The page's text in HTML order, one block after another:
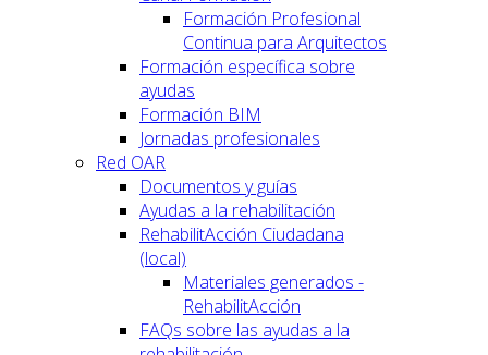
Formación Profesional
Continua para Arquitectos
Formación específica sobre
ayudas
Formación BIM
Jornadas profesionales
Red OAR
Documentos y guías
Ayudas a la rehabilitación
RehabilitAcción Ciudadana
(local)
Materiales generados -
RehabilitAcción
FAQs sobre las ayudas a la